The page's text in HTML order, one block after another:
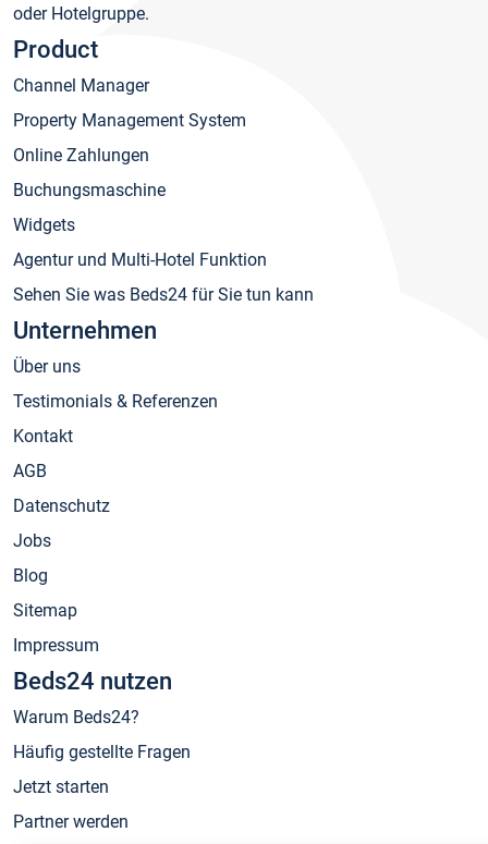
oder Hotelgruppe.
Product
Channel Manager
Property Management System
Online Zahlungen
Buchungsmaschine
Widgets
Agentur und Multi-Hotel Funktion
Sehen Sie was Beds24 für Sie tun kann
Unternehmen
Über uns
Testimonials & Referenzen
Kontakt
AGB
Datenschutz
Jobs
Blog
Sitemap
Impressum
Beds24 nutzen
Warum Beds24?
Häufig gestellte Fragen
Jetzt starten
Partner werden